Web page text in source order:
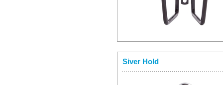
Siver Hold